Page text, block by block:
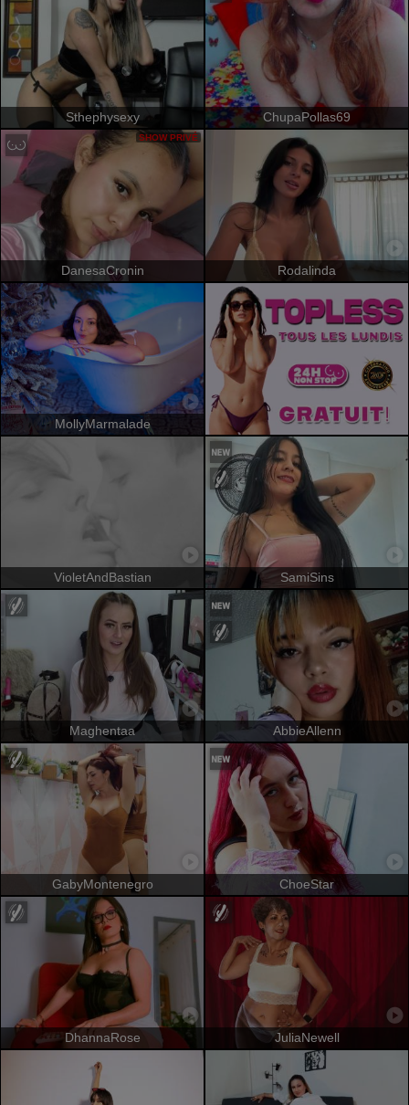
Sthephysexy ChupaPollas69
DanesaCronin
SHOW PRIVÉ
Rodalinda
MollyMarmalade
VioletAndBastian SamiSins
Maghentaa AbbieAllenn
GabyMontenegro ChoeStar
DhannaRose JuliaNewell